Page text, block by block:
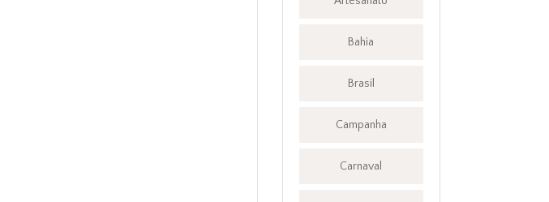
Bahia
Brasil
Campanha
Carnaval